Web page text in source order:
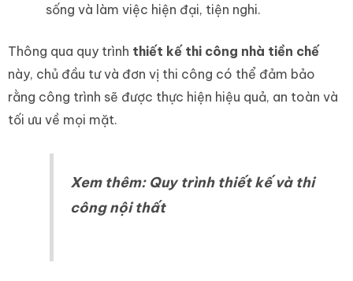
sống và làm việc hiện đại, tiện nghi.
Thông qua quy trình thiết kế thi công nhà tiền chế
này, chủ đầu tư và đơn vị thi công có thể đảm bảo
rằng công trình sẽ được thực hiện hiệu quả, an toàn và
tối ưu về mọi mặt.
Xem thêm: Quy trình thiết kế và thi
công nội thất